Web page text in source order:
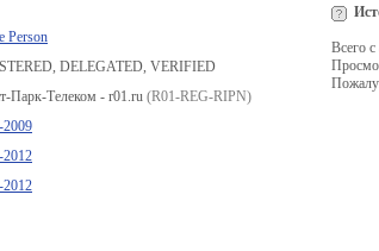
Person
DELEGATED, VERIFIED
Парк-Телеком - r01.ru (R01-REG-RIPN)
2009
2012
2012
Всего